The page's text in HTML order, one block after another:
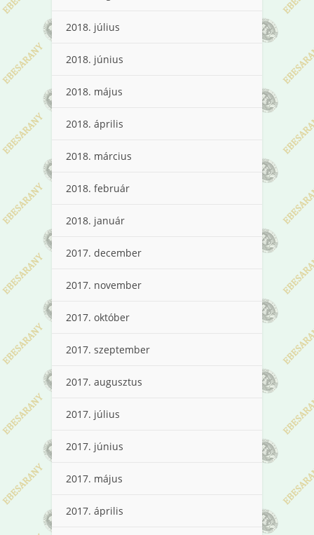
2018. július
2018. június
2018. május
2018. április
2018. március
2018. február
2018. január
2017. december
2017. november
2017. október
2017. szeptember
2017. augusztus
2017. július
2017. június
2017. május
2017. április